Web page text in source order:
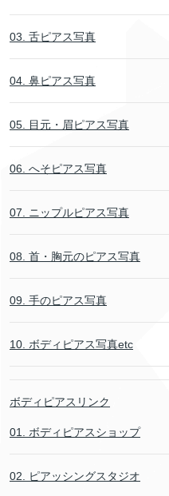
03. 舌ピアス写真
04. 鼻ピアス写真
05. 目元・眉ピアス写真
06. へそピアス写真
07. ニップルピアス写真
08. 首・胸元のピアス写真
09. 手のピアス写真
10. ボディピアス写真etc
ボディピアスリンク
01. ボディピアスショップ
02. ピアッシングスタジオ